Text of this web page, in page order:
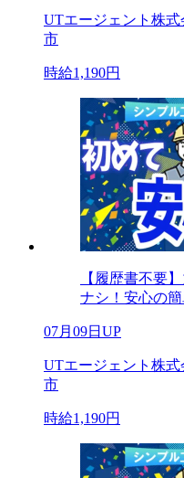
UTエージェント株
市
時給1,190円
【履歴書不要
ナシ！安心の
07月09日UP
UTエージェント株
市
時給1,190円